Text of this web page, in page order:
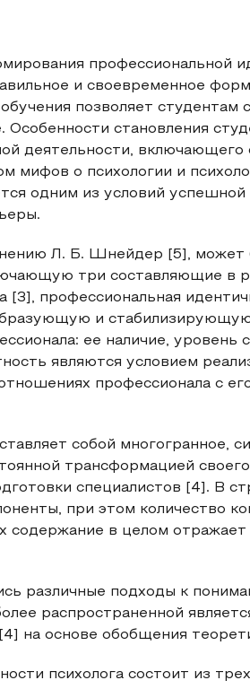
профессиональной
и своевременное
позволяет студентам
становления
деятельности,
мифов о психологии и
одним из условий
Л. Б. Шнейдер [5], может
три составляющие в
[3], профессиональная
и
ее наличие, уровень
являются условием
профессионала с
собой многогранное,
трансформацией
специалистов [4]. В
при этом количество
содержание в целом
различные подходы к
распространенной
на основе обобщения
психолога состоит из